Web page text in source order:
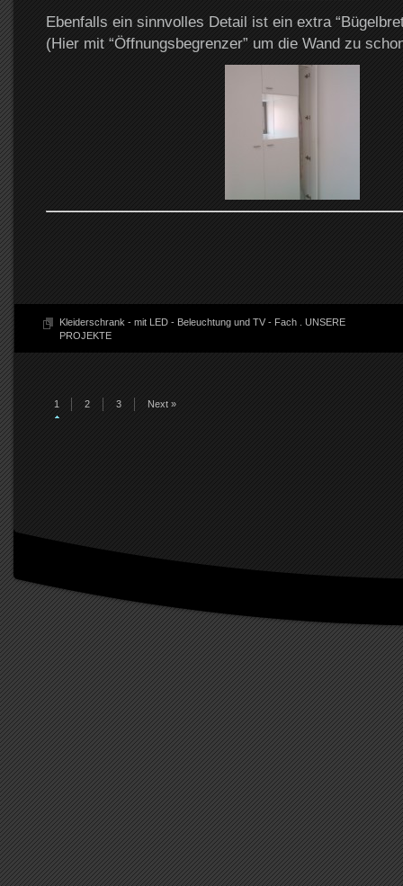
Ebenfalls ein sinnvolles Detail ist ein extra
(Hier mit “Öffnungsbegrenzer” um die Wand zu
Kleiderschrank - mit LED - Beleuchtung und TV - Fach. UNSERE
PROJEKTE
1 2 3 Next »